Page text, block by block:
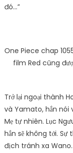
đó…”
One Piece chap
film Red cũng
Trở lại ngoại thành
và Yamato, hắn nói
Mẹ tự nhiên. Lục
hắn sẽ không tới.
địch tránh xa Wano.